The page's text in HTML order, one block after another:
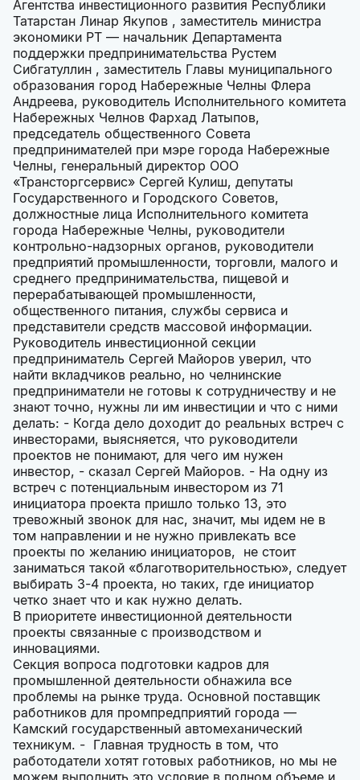
Агентства инвестиционного развития Республики
Татарстан Линар Якупов , заместитель министра
экономики РТ — начальник Департамента
поддержки предпринимательства Рустем
Сибгатуллин , заместитель Главы муниципального
образования город Набережные Челны Флера
Андреева, руководитель Исполнительного комитета
Набережных Челнов Фархад Латыпов,
председатель общественного Совета
предпринимателей при мэре города Набережные
Челны, генеральный директор ООО
«Трансторгсервис» Сергей Кулиш, депутаты
Государственного и Городского Советов,
должностные лица Исполнительного комитета
города Набережные Челны, руководители
контрольно-надзорных органов, руководители
предприятий промышленности, торговли, малого и
среднего предпринимательства, пищевой и
перерабатывающей промышленности,
общественного питания, службы сервиса и
представители средств массовой информации.
Руководитель инвестиционной секции
предприниматель Сергей Майоров уверил, что
найти вкладчиков реально, но челнинские
предприниматели не готовы к сотрудничеству и не
знают точно, нужны ли им инвестиции и что с ними
делать: - Когда дело доходит до реальных встреч с
инвесторами, выясняется, что руководители
проектов не понимают, для чего им нужен
инвестор, - сказал Сергей Майоров. - На одну из
встреч с потенциальным инвестором из 71
инициатора проекта пришло только 13, это
тревожный звонок для нас, значит, мы идем не в
том направлении и не нужно привлекать все
проекты по желанию инициаторов, не стоит
заниматься такой «благотворительностью», следует
выбирать 3-4 проекта, но таких, где инициатор
четко знает что и как нужно делать.
В приоритете инвестиционной деятельности
проекты связанные с производством и
инновациями.
Секция вопроса подготовки кадров для
промышленной деятельности обнажила все
проблемы на рынке труда. Основной поставщик
работников для промпредприятий города —
Камский государственный автомеханический
техникум. - Главная трудность в том, что
работодатели хотят готовых работников, но мы не